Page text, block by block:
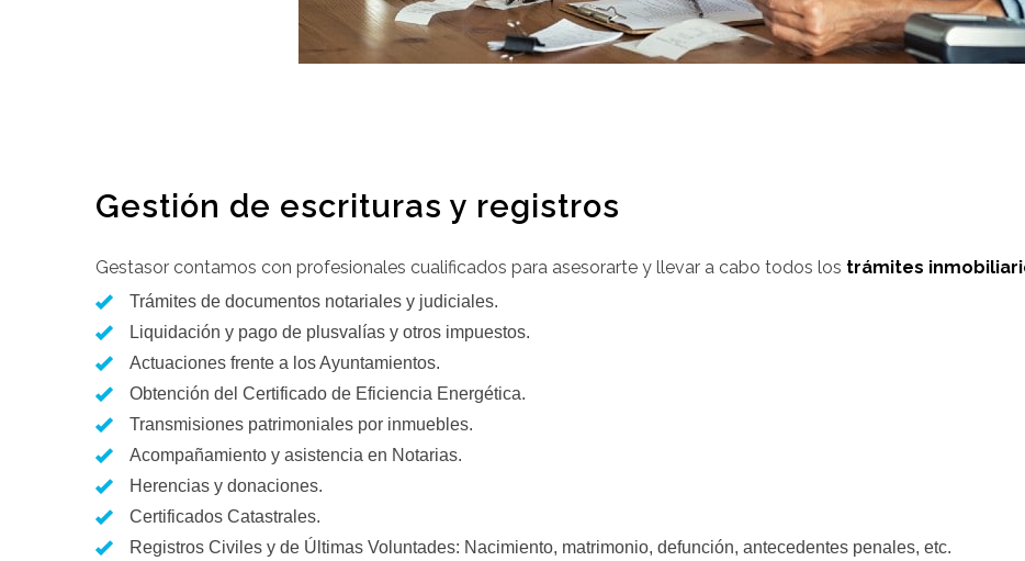
Gestión de escrituras y registros
Gestasor contamos con profesionales cualificados para asesorarte y llevar a cabo todos los trámites
Trámites de documentos notariales y judiciales.
Liquidación y pago de plusvalías y otros impuestos.
Actuaciones frente a los Ayuntamientos.
Obtención del Certificado de Eficiencia Energética.
Transmisiones patrimoniales por inmuebles.
Acompañamiento y asistencia en Notarias.
Herencias y donaciones.
Certificados Catastrales.
Registros Civiles y de Últimas Voluntades: Nacimiento, matrimonio, defunción, antecedentes penales, etc.